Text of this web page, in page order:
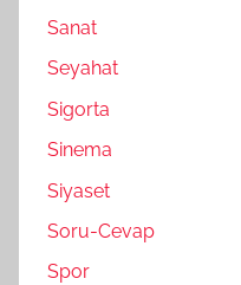
Sanat
Seyahat
Sigorta
Sinema
Siyaset
Soru-Cevap
Spor